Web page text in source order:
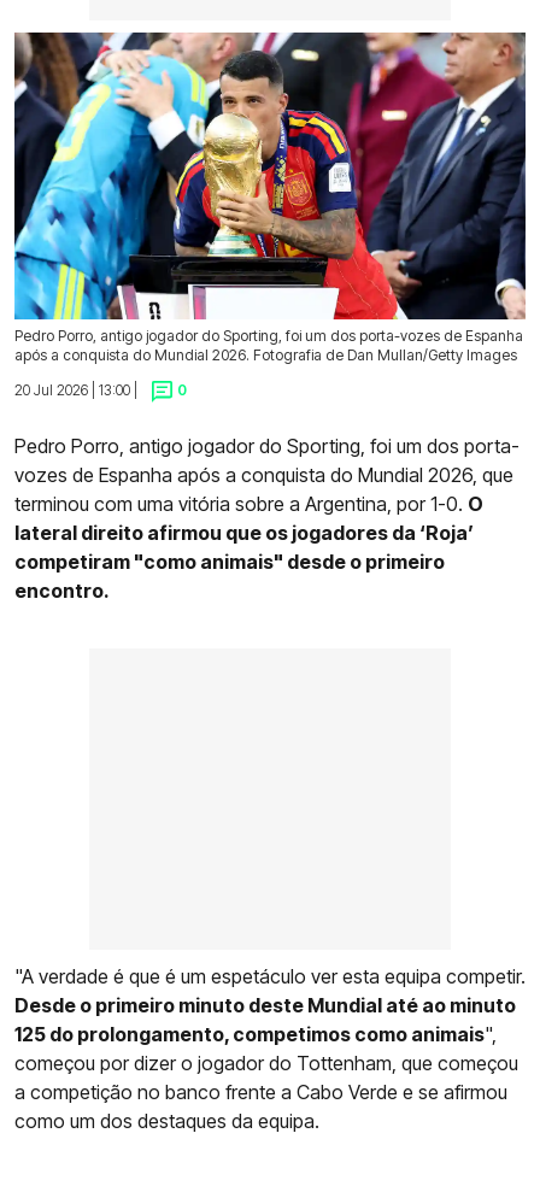
Pedro Porro, antigo jogador do Sporting, foi um dos porta-vozes de Espanha
após a conquista do Mundial 2026. Fotografia de Dan Mullan/Getty Images
20 Jul 2026 | 13:00 |
0
Pedro Porro, antigo jogador do Sporting, foi um dos porta-
vozes de Espanha após a conquista do Mundial 2026, que
terminou com uma vitória sobre a Argentina, por 1-0. O
lateral direito afirmou que os jogadores da ‘Roja’
competiram "como animais" desde o primeiro
encontro.
"A verdade é que é um espetáculo ver esta equipa competir.
Desde o primeiro minuto deste Mundial até ao minuto
125 do prolongamento, competimos como animais",
começou por dizer o jogador do Tottenham, que começou
a competição no banco frente a Cabo Verde e se afirmou
como um dos destaques da equipa.